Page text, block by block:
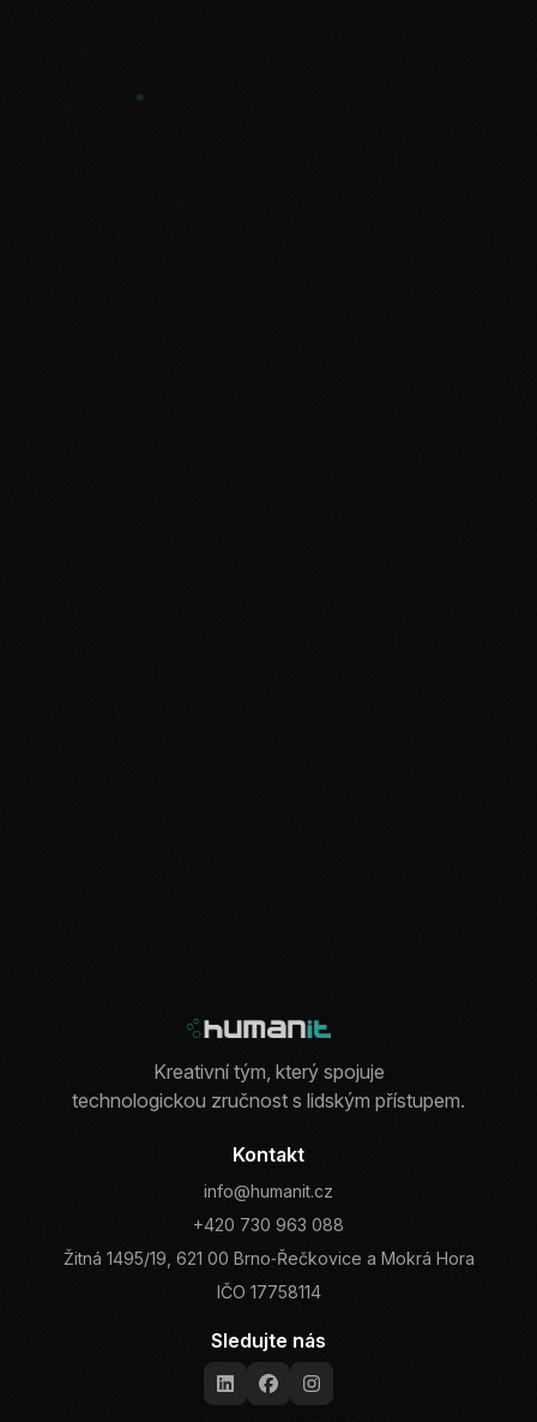
Kreativní tým, který spojuje
technologickou zručnost s lidským přístupem.
Kontakt
info@humanit.cz
+420 730 963 088
Žitná 1495/19, 621 00 Brno‑Řečkovice a Mokrá Hora
IČO 17758114
Sledujte nás